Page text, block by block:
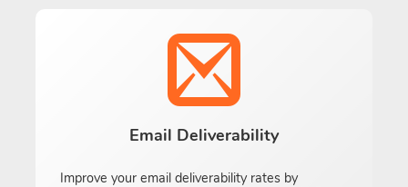
Email Deliverability
Improve your email deliverability rates by